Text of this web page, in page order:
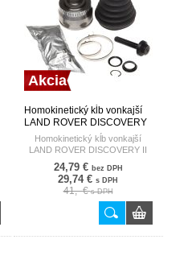
Akcia
Homokinetický kĺb vonkajší
LAND ROVER DISCOVERY
II 2.5TD5 99-04 HART
Homokinetický kĺb vonkajší
LAND ROVER DISCOVERY II
2.5TD5 99-04
24,79 € bez DPH
29,74 € s DPH
41,- €s DPH